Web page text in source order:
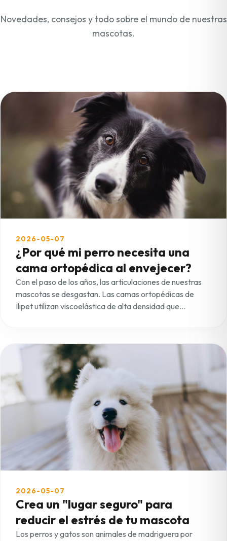
Novedades, consejos y todo sobre el mundo de nuestras
mascotas.
2026-05-07
¿Por qué mi perro necesita una
cama ortopédica al envejecer?
Con el paso de los años, las articulaciones de nuestras
mascotas se desgastan. Las camas ortopédicas de
Ilipet utilizan viscoelástica de alta densidad que
descanso no es un lujo, es salud preventiva para evitar
dolores crónicos.
2026-05-07
Crea un "lugar seguro" para
reducir el estrés de tu mascota
Los perros y gatos son animales de madriguera por